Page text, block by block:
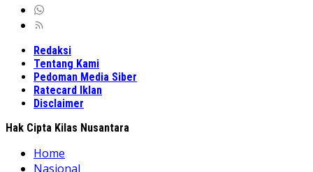
Redaksi
Tentang Kami
Pedoman Media Siber
Ratecard Iklan
Disclaimer
Hak Cipta Kilas Nusantara
Home
Nasional